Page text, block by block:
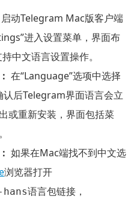
启动Telegram Mac版客户端
进入设置菜单，界面布
中文语言设置操作。
在“Language”选项中选择
认后Telegram界面语言会立
或重新安装，界面包括菜
如果在Mac端找不到中文选
浏览器打开
语言包链接，